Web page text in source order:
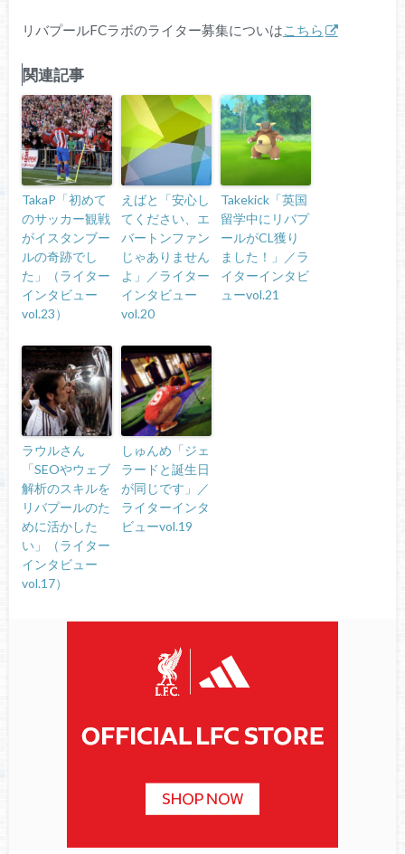
リバプールFCラボのライター募集についは こちら
関連記事
TakaP「初めて
のサッカー観戦
がイスタンブー
ルの奇跡でし
た」（ライター
インタビュー
vol.23）
えばと「安心し
てください、エ
バートンファン
じゃありません
よ」／ライター
インタビュー
vol.20
Takekick「英国
留学中にリバプ
ールがCL獲り
ました！」／ラ
イターインタビ
ューvol.21
ラウルさん
「SEOやウェブ
解析のスキルを
リバプールのた
めに活かした
い」（ライター
インタビュー
vol.17）
しゅんめ「ジェ
ラードと誕生日
が同じです」／
ライターインタ
ビューvol.19